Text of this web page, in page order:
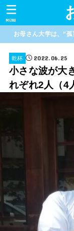
MENU
お母さん大学は、“
乾杯 2022.06.25
小さな波が大
れぞれ2人（4